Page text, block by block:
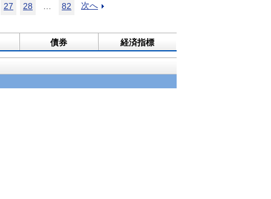
27 28 82 次へ
債券 経済指標